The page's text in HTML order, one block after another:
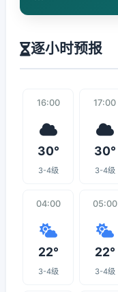
逐小时预报
16:00
30°
3-4级
17:00
30°
3-4级
04:00
22°
3-4级
05:00
22°
3-4级